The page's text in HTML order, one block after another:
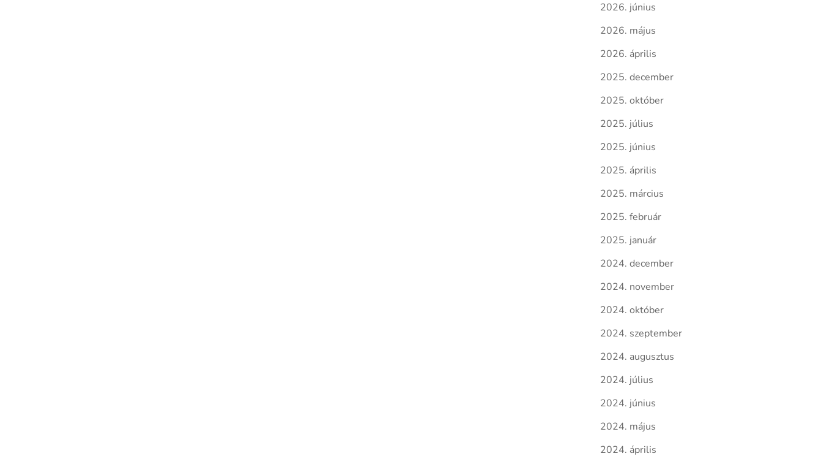
2026. június
2026. május
2026. április
2025. december
2025. október
2025. július
2025. június
2025. április
2025. március
2025. február
2025. január
2024. december
2024. november
2024. október
2024. szeptember
2024. augusztus
2024. július
2024. június
2024. május
2024. április